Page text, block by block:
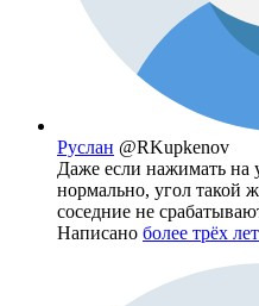
Руслан @RKupkenov
Даже если нажимать на
нормально, угол такой
соседние не
Написано более трёх